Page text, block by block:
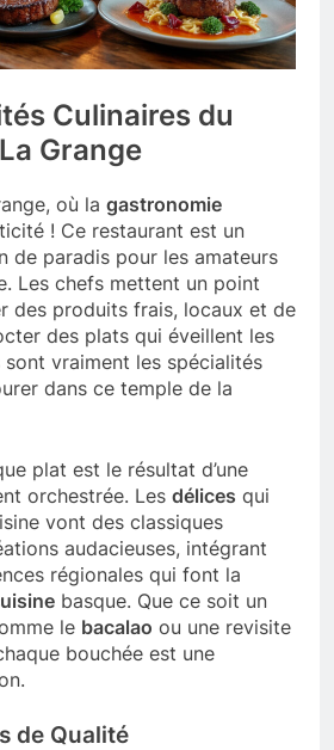
Culinaires du
Grange
où la gastronomie
! Ce restaurant est un
de paradis pour les amateurs
Les chefs mettent un point
des produits frais, locaux et de
des plats qui éveillent les
sont vraiment les spécialités
dans ce temple de la
plat est le résultat d’une
orchestrée. Les délices qui
vont des classiques
audacieuses, intégrant
régionales qui font la
basque. Que ce soit un
le bacalao ou une revisite
bouchée est une
de Qualité